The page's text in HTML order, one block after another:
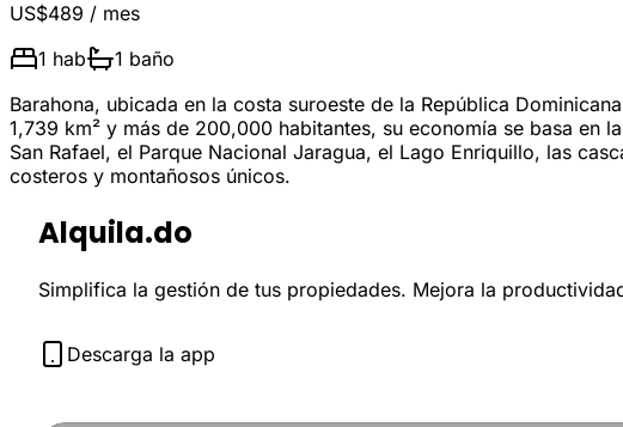
US$489 / mes
1 hab 1 baño
Barahona, ubicada en la costa suroeste de la República
1,739 km² y más de 200,000 habitantes, su economía se basa en
San Rafael, el Parque Nacional Jaragua, el Lago Enriquillo, las
costeros y montañosos únicos.
Alquila.do
Simplifica la gestión de tus propiedades. Mejora la
Descarga la app